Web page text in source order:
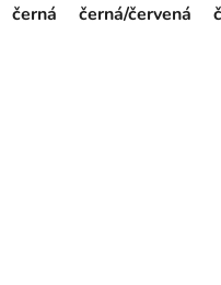
černá černá/červená